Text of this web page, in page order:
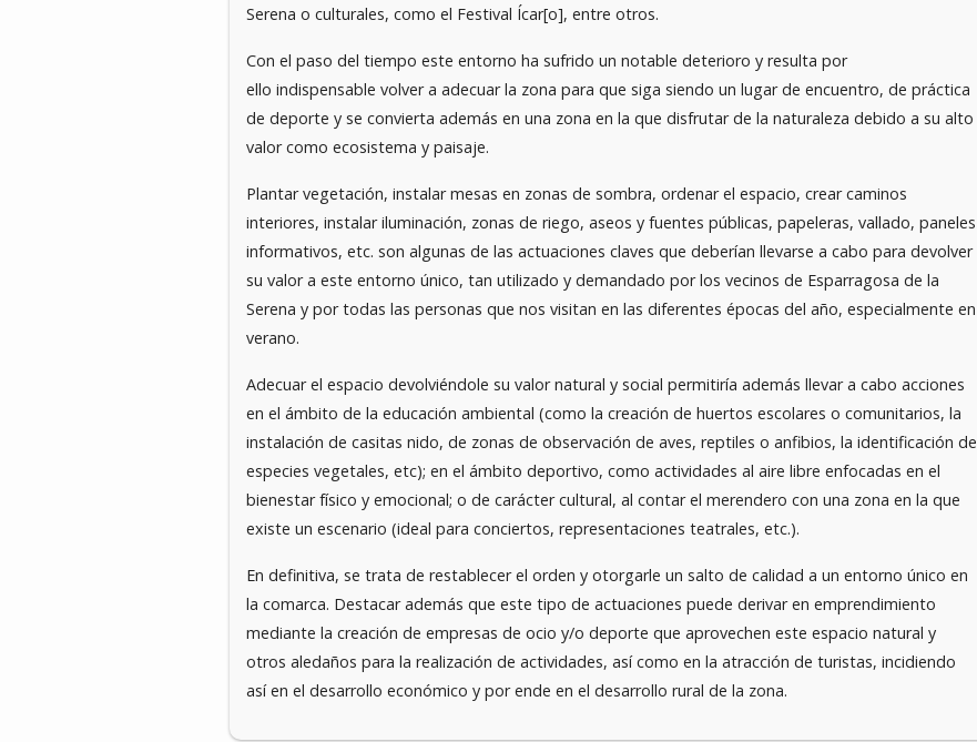
Serena o culturales, como el Festival Ícar[o], entre otros.
Con el paso del tiempo este entorno ha sufrido un notable deterioro y resulta por
ello indispensable volver a adecuar la zona para que siga siendo un lugar de encuentro, de práctica
de deporte y se convierta además en una zona en la que disfrutar de la naturaleza debido a su alto
valor como ecosistema y paisaje.
Plantar vegetación, instalar mesas en zonas de sombra, ordenar el espacio, crear caminos
interiores, instalar iluminación, zonas de riego, aseos y fuentes públicas, papeleras, vallado, paneles
informativos, etc. son algunas de las actuaciones claves que deberían llevarse a cabo para devolver
su valor a este entorno único, tan utilizado y demandado por los vecinos de Esparragosa de la
Serena y por todas las personas que nos visitan en las diferentes épocas del año, especialmente en
verano.
Adecuar el espacio devolviéndole su valor natural y social permitiría además llevar a cabo acciones
en el ámbito de la educación ambiental (como la creación de huertos escolares o comunitarios, la
instalación de casitas nido, de zonas de observación de aves, reptiles o anfibios, la identificación de
especies vegetales, etc); en el ámbito deportivo, como actividades al aire libre enfocadas en el
bienestar físico y emocional; o de carácter cultural, al contar el merendero con una zona en la que
existe un escenario (ideal para conciertos, representaciones teatrales, etc.).
En definitiva, se trata de restablecer el orden y otorgarle un salto de calidad a un entorno único en
la comarca. Destacar además que este tipo de actuaciones puede derivar en emprendimiento
mediante la creación de empresas de ocio y/o deporte que aprovechen este espacio natural y
otros aledaños para la realización de actividades, así como en la atracción de turistas, incidiendo
así en el desarrollo económico y por ende en el desarrollo rural de la zona.